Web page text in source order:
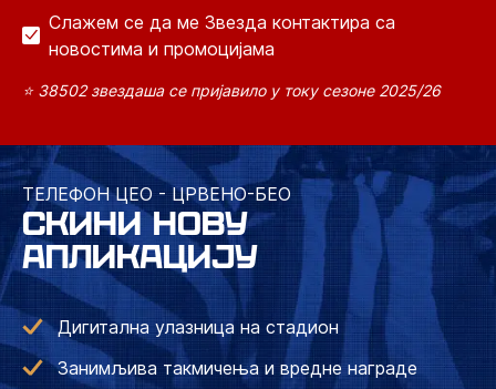
Слажем се да ме Звезда контактира са
новостима и промоцијама
⭐ 38502 звездаша се пријавило у току сезоне 2025/26
ТЕЛЕФОН ЦЕО - ЦРВЕНО-БЕО
СКИНИ НОВУ
АПЛИКАЦИЈУ
Дигитална улазница на стадион
Занимљива такмичења и вредне награде